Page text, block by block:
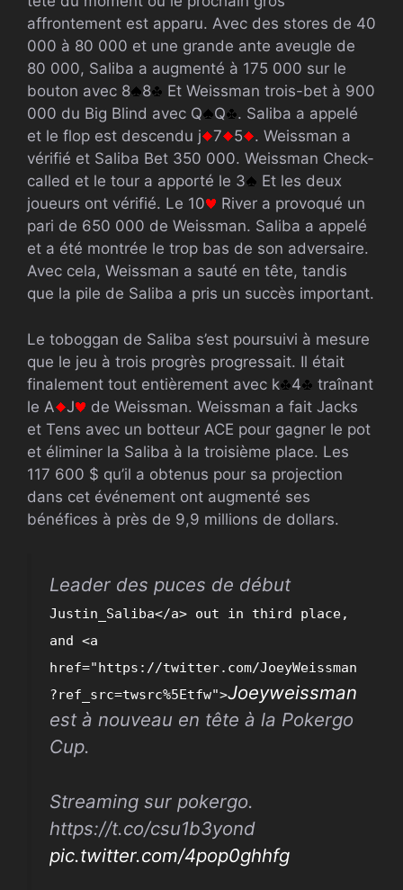
affrontement est apparu. Avec des stores de 40
000 à 80 000 et une grande ante aveugle de
80 000, Saliba a augmenté à 175 000 sur le
bouton avec 8
8
Et Weissman trois-bet à 900
000 du Big Blind avec Q
Q
. Saliba a appelé
et le flop est descendu j
7 5
. Weissman a
vérifié et Saliba Bet 350 000. Weissman Check-
called et le tour a apporté le 3
Et les deux
joueurs ont vérifié. Le 10
River a provoqué un
pari de 650 000 de Weissman. Saliba a appelé
et a été montrée le trop bas de son adversaire.
Avec cela, Weissman a sauté en tête, tandis
que la pile de Saliba a pris un succès important.
Le toboggan de Saliba s’est poursuivi à mesure
que le jeu à trois progrès progressait. Il était
finalement tout entièrement avec k
4
traînant
le A
J
de Weissman. Weissman a fait Jacks
et Tens avec un botteur ACE pour gagner le pot
et éliminer la Saliba à la troisième place. Les
117 600 $ qu’il a obtenus pour sa projection
dans cet événement ont augmenté ses
bénéfices à près de 9,9 millions de dollars.
Leader des puces de début
Justin_Saliba</a> out in third place,
and <a
href="https://twitter.com/JoeyWeissman
?ref_src=twsrc%5Etfw">Joeyweissman
est à nouveau en tête à la Pokergo
Cup.
Streaming sur pokergo.
https://t.co/csu1b3yond
pic.twitter.com/4pop0ghhfg